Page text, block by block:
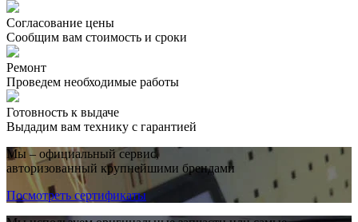
Согласование цены
Сообщим вам стоимость и сроки
Ремонт
Проведем необходимые работы
Готовность к выдаче
Выдадим вам технику с гарантией
Мы – официальный сервис,
авторизованный крупнейшими брендами
Посмотреть сертификаты